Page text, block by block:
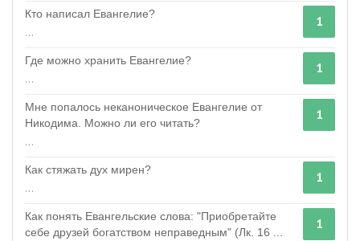
1
Кто написал Евангелие?
...
1
Где можно хранить Евангелие?
...
1
Мне попалось неканоническое Евангелие от
Никодима. Можно ли его читать?
...
1
Как стяжать дух мирен?
...
1
Как понять Евангельские слова: "Приобретайте
себе друзей богатством неправедным" (Лк. 16 ...